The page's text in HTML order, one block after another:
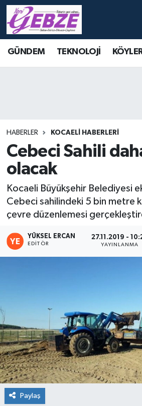
GÜNDEM TEKNOLOJİ
HABERLER KOCAELİ HABERLERİ
Cebeci Sahili
olacak
Kocaeli Büyükşehir Belediyesi
Cebeci sahilindeki 5 bin metre
çevre düzenlemesi
YÜKSEL ERCAN
EDITÖR
27.11.2019 -
YAYINLANMA
Paylaş
Nöbetçi Eczaneler
Tüm Manşetler
Son Dakika Haberleri
Haber Arşivi